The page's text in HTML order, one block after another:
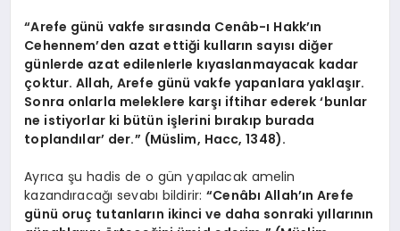
“Arefe günü vakfe sırasında Cenâb-ı Hakk’ın
Cehennem’den azat ettiği kulların sayısı diğer
günlerde azat edilenlerle kıyaslanmayacak kadar
çoktur. Allah, Arefe günü vakfe yapanlara yaklaşır.
Sonra onlarla meleklere karşı iftihar ederek ‘bunlar
ne istiyorlar ki bütün işlerini bırakıp burada
toplandılar’ der.” (Müslim, Hacc, 1348).
Ayrıca şu hadis de o gün yapılacak amelin
kazandıracağı sevabı bildirir:“Cenâbı Allah’ın Arefe
günü oruç tutanların ikinci ve daha sonraki yıllarının